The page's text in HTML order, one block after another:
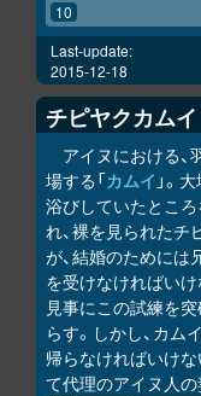
10
Last-update:
2015-12-18
チピヤクカムイ
アイヌにおける
場する「カムイ 」。
浴びしていたとこ
れ、裸を見られたチ
が、結婚のためには
を受けなければい
見事にこの試練を突
らす。しかし、カム
帰らなければいけな
て代理のアイヌ人